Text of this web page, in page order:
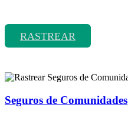
RASTREAR
Seguros de Comunidades